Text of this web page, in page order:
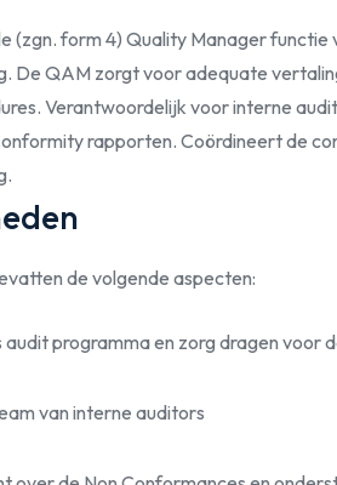
(zgn. form 4) Quality Manager functie
De QAM zorgt voor adequate
Verantwoordelijk voor interne
rapporten. Coördineert de
de volgende aspecten:
programma en zorg dragen voor
van interne auditors